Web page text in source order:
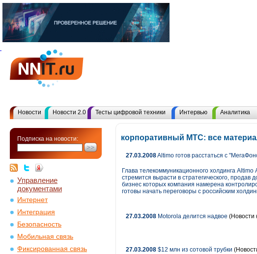
Новости Новости 2.0 Тесты цифровой техники Интервью Аналитика
Подписка на новости:
Управление
документами
Интернет
Интеграция
Безопасность
Мобильная связь
Фиксированная связь
корпоративный МТС: все
27.03.2008Altimo готов расстаться с
Глава телекоммуникационного холдинга
стремится вырасти в стратегического,
бизнес которых компания намерена
готовы начать переговоры с российским
27.03.2008 Motorola делится надвое (Новости
27.03.2008 $12 млн из сотовой трубки